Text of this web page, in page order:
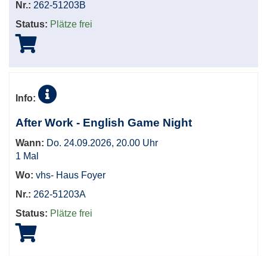
Nr.: 262-51203B
Status: Plätze frei
Info:
After Work - English Game Night
Wann: Do. 24.09.2026, 20.00 Uhr
1 Mal
Wo: vhs- Haus Foyer
Nr.: 262-51203A
Status: Plätze frei